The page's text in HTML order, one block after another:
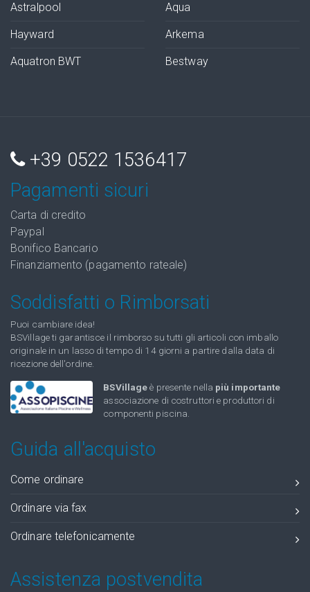
Astralpool
Hayward
Aquatron BWT
Aqua
Arkema
Bestway
+39 0522 1536417
Pagamenti sicuri
Carta di credito
Paypal
Bonifico Bancario
Finanziamento (pagamento rateale)
Soddisfatti o Rimborsati
Puoi cambiare idea!
BSVillage ti garantisce il rimborso su tutti gli articoli con imballo
originale in un lasso di tempo di 14 giorni a partire dalla data di
ricezione dell'ordine.
BSVillageè presente nella più importante
associazione di costruttori e produttori di
componenti piscina.
Guida all'acquisto
Come ordinare
Ordinare via fax
Ordinare telefonicamente
Assistenza postvendita